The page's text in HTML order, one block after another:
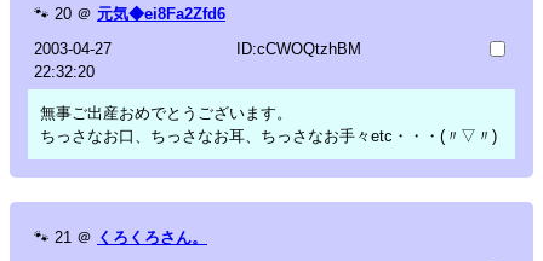
🐾 20 ＠ 元気◆ei8Fa2Zfd6
2003-04-27
22:32:20
ID:cCWOQtzhBM
無事ご出産おめでとうございます。
ちっさなお口、ちっさなお耳、ちっさなお手々etc・・・(〃▽〃)
🐾 21 ＠ くろくろさん。